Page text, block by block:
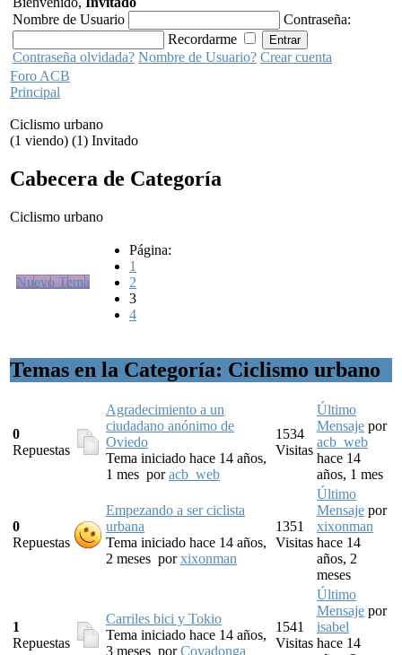
Nombre de Usuario
Contraseña:
Recordarme
Contraseña olvidada? Nombre de Usuario? Crear cuenta
Foro ACB
Principal
Ciclismo urbano
(1 viendo) (1) Invitado
Cabecera de Categoría
Ciclismo urbano
Nuevo Tema
Página:
1
2
3
4
Temas en la Categoría: Ciclismo urbano
0
Repuestas
Agradecimiento a un
ciudadano anónimo de
Oviedo
Tema iniciado hace 14 años,
1 mes poracb_web
1534
Visitas
Último
Mensaje por
acb_web
hace 14
años, 1 mes
0
Repuestas
Empezando a ser ciclista
urbana
Tema iniciado hace 14 años,
2 meses porxixonman
1351
Visitas
Último
Mensaje por
xixonman
hace 14
años, 2
meses
1
Repuestas
Carriles bici y Tokio
Tema iniciado hace 14 años,
3 meses porCovadonga
1541
Visitas
Último
Mensaje por
isabel
hace 14